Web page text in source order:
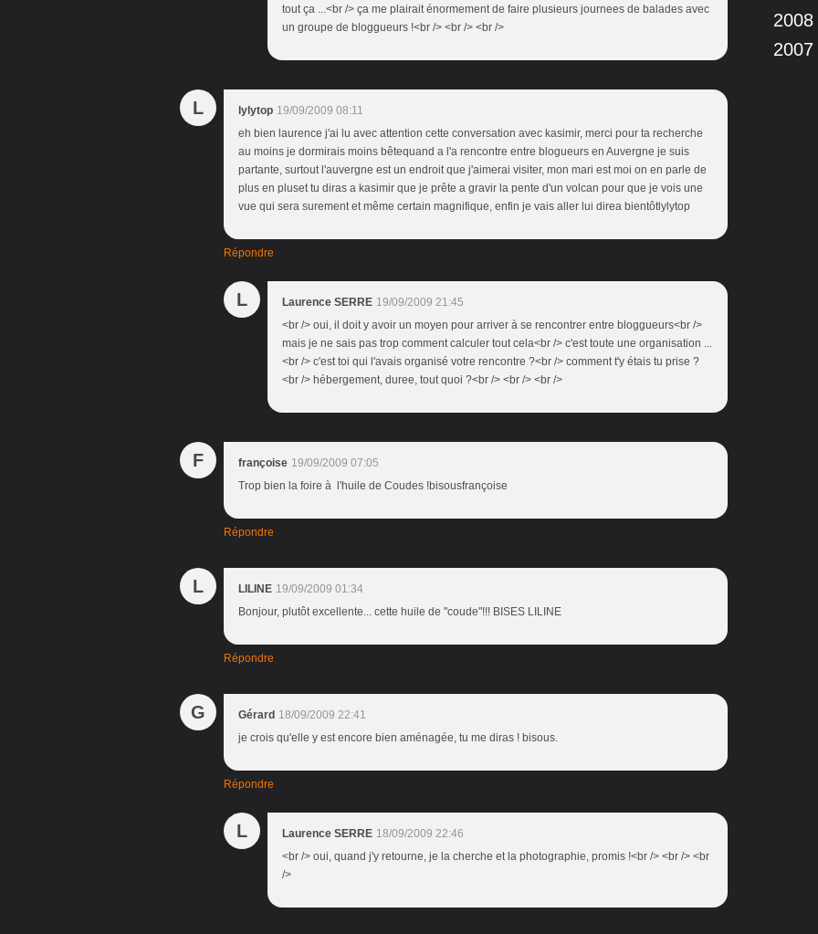
tout ça ...<br /> ça me plairait énormement de faire plusieurs journees de balades avec
un groupe de bloggueurs !<br /> <br /> <br />
L lylytop 19/09/2009 08:11
eh bien laurence j'ai lu avec attention cette conversation avec kasimir, merci pour ta recherche
au moins je dormirais moins bêtequand a l'a rencontre entre blogueurs en Auvergne je suis
partante, surtout l'auvergne est un endroit que j'aimerai visiter, mon mari est moi on en parle de
plus en pluset tu diras a kasimir que je prête a gravir la pente d'un volcan pour que je vois une
vue qui sera surement et même certain magnifique, enfin je vais aller lui direa bientôtlylytop
Répondre
L Laurence SERRE 19/09/2009 21:45
<br /> oui, il doit y avoir un moyen pour arriver à se rencontrer entre bloggueurs<br />
mais je ne sais pas trop comment calculer tout cela<br /> c'est toute une organisation ...
<br /> c'est toi qui l'avais organisé votre rencontre ?<br /> comment t'y étais tu prise ?
<br /> hébergement, duree, tout quoi ?<br /> <br /> <br />
F françoise 19/09/2009 07:05
Trop bien la foire à l'huile de Coudes !bisousfrançoise
Répondre
L LILINE 19/09/2009 01:34
Bonjour, plutôt excellente... cette huile de "coude"!!! BISES LILINE
Répondre
G Gérard 18/09/2009 22:41
je crois qu'elle y est encore bien aménagée, tu me diras ! bisous.
Répondre
L Laurence SERRE 18/09/2009 22:46
<br /> oui, quand j'y retourne, je la cherche et la photographie, promis !<br /> <br /> <br
/>
2008
2007